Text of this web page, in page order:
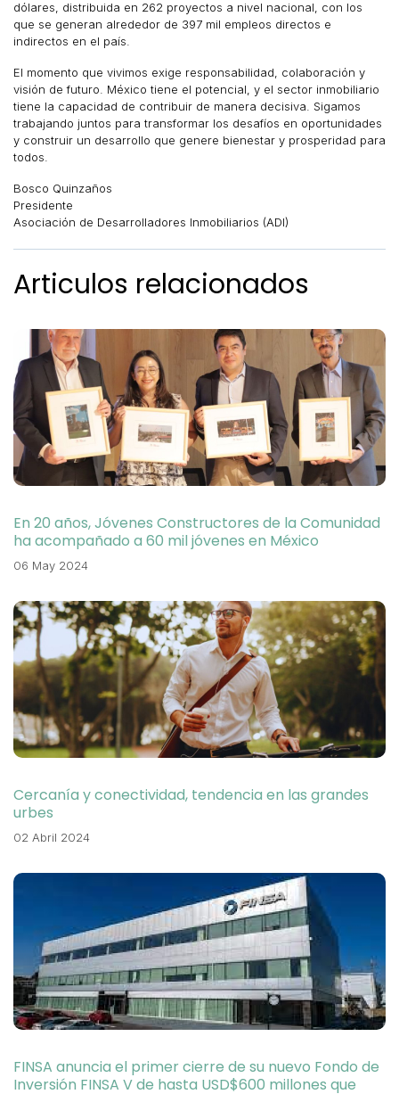
dólares, distribuida en 262 proyectos a nivel nacional, con los
que se generan alrededor de 397 mil empleos directos e
indirectos en el país.
El momento que vivimos exige responsabilidad, colaboración y
visión de futuro. México tiene el potencial, y el sector inmobiliario
tiene la capacidad de contribuir de manera decisiva. Sigamos
trabajando juntos para transformar los desafíos en oportunidades
y construir un desarrollo que genere bienestar y prosperidad para
todos.
Bosco Quinzaños
Presidente
Asociación de Desarrolladores Inmobiliarios (ADI)
Articulos relacionados
En 20 años, Jóvenes Constructores de la Comunidad
ha acompañado a 60 mil jóvenes en México
06 May 2024
Cercanía y conectividad, tendencia en las grandes
urbes
02 Abril 2024
FINSA anuncia el primer cierre de su nuevo Fondo de
Inversión FINSA V de hasta USD$600 millones que